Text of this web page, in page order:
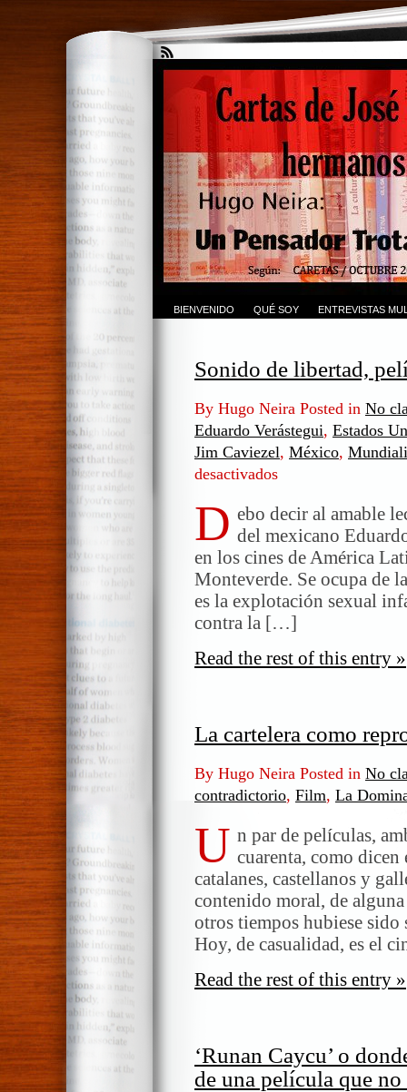
BIENVENIDO QUÉ SOY ENTREVISTAS
Sonido de libertad,
By Hugo Neira Posted in No
Eduardo Verástegui, Estados
Jim Caviezel, México,
desactivados
de
libertad,
película
D ebo decir al amable
del mexicano
en los cines de América
Monteverde. Se ocupa de
es la explotación sexual
contra la […]
Read the rest of this entry »
La cartelera como
By Hugo Neira Posted in No
contradictorio, Film, La
U n par de películas,
cuarenta, como dicen
catalanes, castellanos y
contenido moral, de
otros tiempos hubiese sido
Hoy, de casualidad, es el
Read the rest of this entry »
‘Runan Caycu’ o
de una película que